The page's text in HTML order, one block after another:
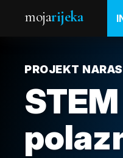
mojarijeka
PROJEKT